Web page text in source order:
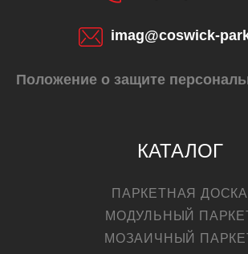
imag@coswick-
Положение о защите
КАТАЛОГ
ПАРКЕТНАЯ ДОСКА
МОДУЛЬНЫЙ
МОЗАИЧНЫЙ